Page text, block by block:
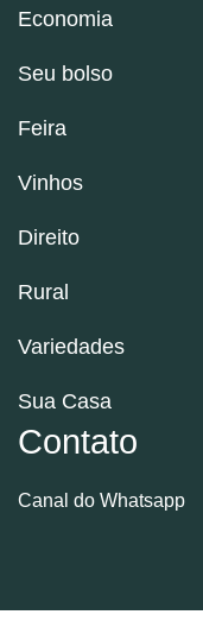
Economia
Seu bolso
Feira
Vinhos
Direito
Rural
Variedades
Sua Casa
Contato
Canal do Whatsapp